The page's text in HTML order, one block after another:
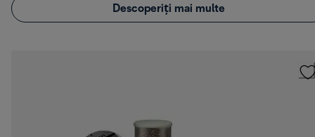
Descoperiți mai multe